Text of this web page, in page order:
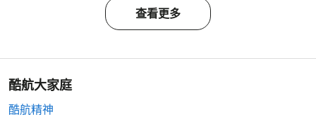
查看更多
酷航大家庭
酷航精神